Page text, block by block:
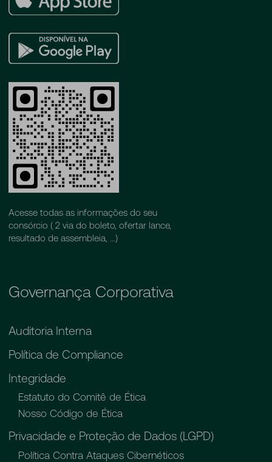
Acesse todas as informações do seu
consórcio ( 2 via do boleto, ofertar lance,
resultado de assembleia, ...)
Governança Corporativa
Auditoria Interna
Política de Compliance
Integridade
Estatuto do Comitê de Ética
Nosso Código de Ética
Privacidade e Proteção de Dados (LGPD)
Política Contra Ataques Cibernéticos